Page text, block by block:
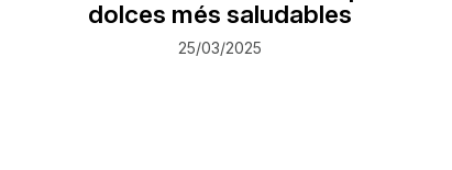
dolces més saludables
25/03/2025